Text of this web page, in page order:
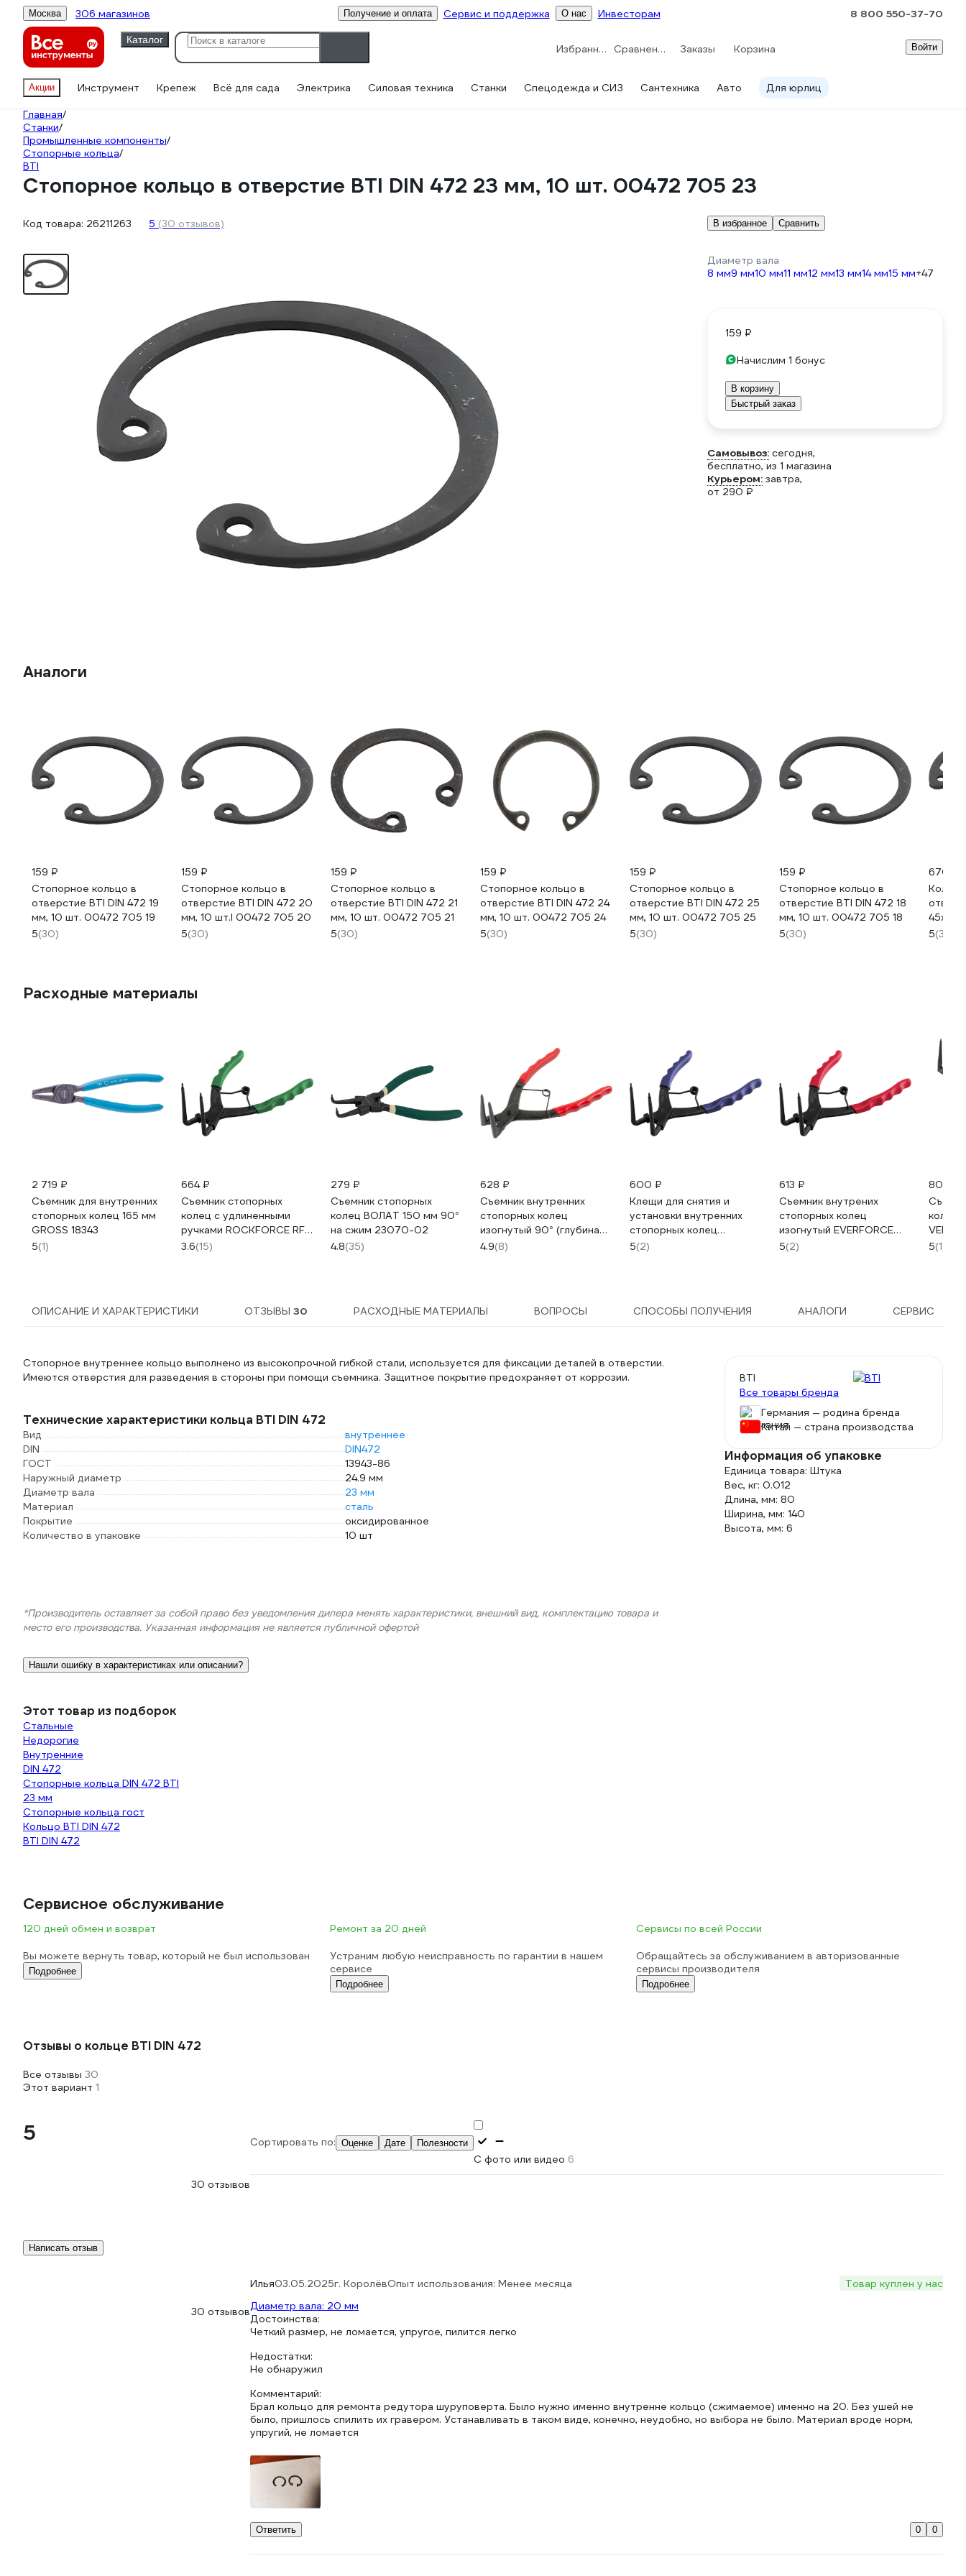
Москва 306 магазинов Получение и оплата Сервис и поддержка О нас Инвесторам 8 800 550-37-70
Каталог
Избранное Сравнение Заказы Корзина Войти
Акции Инструмент Крепеж Всё для сада Электрика Силовая техника Станки Спецодежда и СИЗ Сантехника Авто Для юрлиц
Главная/
Станки/
Промышленные компоненты/
Стопорные кольца/
BTI
Стопорное кольцо в отверстие BTI DIN 472 23 мм, 10 шт. 00472 705 23
Код товара: 26211263 5 (30 отзывов) В избранное Сравнить
Диаметр вала
8 мм9 мм10 мм11 мм12 мм13 мм14 мм15 мм+47
159 ₽
Начислим 1 бонус
В корзину
Быстрый заказ
Самовывоз: сегодня,
бесплатно, из 1 магазина
Курьером: завтра,
от 290 ₽
Аналоги
159 ₽
Стопорное кольцо в
отверстие BTI DIN 472 19
мм, 10 шт. 00472 705 19
5(30)
159 ₽
Стопорное кольцо в
отверстие BTI DIN 472 20
мм, 10 шт.I 00472 705 20
5(30)
159 ₽
Стопорное кольцо в
отверстие BTI DIN 472 21
мм, 10 шт. 00472 705 21
5(30)
159 ₽
Стопорное кольцо в
отверстие BTI DIN 472 24
мм, 10 шт. 00472 705 24
5(30)
159 ₽
Стопорное кольцо в
отверстие BTI DIN 472 25
мм, 10 шт. 00472 705 25
5(30)
159 ₽
Стопорное кольцо в
отверстие BTI DIN 472 18
мм, 10 шт. 00472 705 18
5(30)
670 ₽
705 45
5(30)
Расходные материалы
2 719 ₽
Съемник для внутренних
стопорных колец 165 мм
GROSS 18343
5(1)
664 ₽
Съемник стопорных
колец с удлиненными
ручками ROCKFORCE RF-
9U0102(7873)
3.6(15)
279 ₽
Съемник стопорных
колец ВОЛАТ 150 мм 90°
на сжим 23070-02
4.8(35)
628 ₽
Съемник внутренних
стопорных колец
изогнутый 90° (глубина
56 мм, для суппортов) в
4.9(8)
600 ₽
Клещи для снятия и
установки внутренних
стопорных колец
YATAFORCE YF-
5(2)
613 ₽
Съемник внутрених
стопорных колец
изогнутый EVERFORCE
90грд. (глубина-56мм,
5(2)
800 ₽
колец
5(1)
ОПИСАНИЕ И ХАРАКТЕРИСТИКИ ОТЗЫВЫ 30 РАСХОДНЫЕ МАТЕРИАЛЫ ВОПРОСЫ СПОСОБЫ ПОЛУЧЕНИЯ АНАЛОГИ СЕРВИС
Стопорное внутреннее кольцо выполнено из высокопрочной гибкой стали, используется для фиксации деталей в отверстии.
Имеются отверстия для разведения в стороны при помощи съемника. Защитное покрытие предохраняет от коррозии.
Технические характеристики кольца BTI DIN 472
Вид
внутреннее
DIN
DIN472
ГОСТ
13943-86
Наружный диаметр
24.9 мм
Диаметр вала
23 мм
Материал
сталь
Покрытие
оксидированное
Количество в упаковке
10 шт
*Производитель оставляет за собой право без уведомления дилера менять характеристики, внешний вид, комплектацию товара и
место его производства. Указанная информация не является публичной офертой
Нашли ошибку в характеристиках или описании?
BTI
Все товары бренда
Германия — родина бренда
Китай — страна производства
Информация об упаковке
Единица товара: Штука
Вес, кг: 0.012
Длина, мм: 80
Ширина, мм: 140
Высота, мм: 6
Этот товар из подборок
Стальные
Недорогие
Внутренние
DIN 472
Стопорные кольца DIN 472 BTI
23 мм
Стопорные кольца гост
Кольцо BTI DIN 472
BTI DIN 472
Сервисное обслуживание
120 дней обмен и возврат
Вы можете вернуть товар, который не был использован
Подробнее
Ремонт за 20 дней
Устраним любую неисправность по гарантии в нашем
сервисе
Подробнее
Сервисы по всей России
Обращайтесь за обслуживанием в авторизованные
сервисы производителя
Подробнее
Отзывы о кольце BTI DIN 472
Все отзывы 30
Этот вариант 1
5
30 отзывов
Написать отзыв
30 отзывов
Сортировать по: Оценке Дате Полезности
С фото или видео 6
Илья03.05.2025г. КоролёвОпыт использования: Менее месяца
Товар куплен у нас
Диаметр вала: 20 мм
Достоинства:
Четкий размер, не ломается, упругое, пилится легко
Недостатки:
Не обнаружил
Комментарий:
Брал кольцо для ремонта редутора шуруповерта. Было нужно именно внутренне кольцо (сжимаемое) именно на 20. Без ушей не
было, пришлось спилить их гравером. Устанавливать в таком виде, конечно, неудобно, но выбора не было. Материал вроде норм,
упругий, не ломается
Ответить 0 0